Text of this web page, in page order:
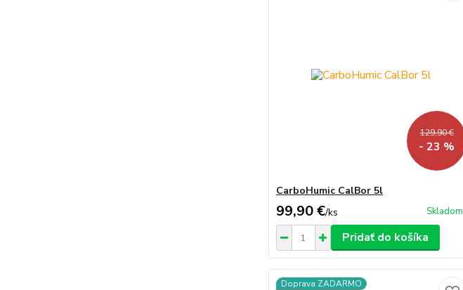
129,90 €
- 23 %
CarboHumic CalBor 5l
99,90 €/ks Skladom
Pridať do košíka
Doprava ZADARMO